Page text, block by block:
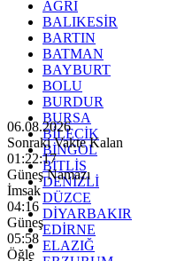
AĞRI
BALIKESİR
BARTIN
BATMAN
BAYBURT
BOLU
BURDUR
BURSA
BİLECİK
BİNGÖL
BİTLİS
DENİZLİ
DÜZCE
DİYARBAKIR
EDİRNE
ELAZIĞ
06.08.2026
Sonraki Vakte Kalan
01:22:16
Güneş Namazı
İmsak
04:16
Güneş
05:58
Öğle